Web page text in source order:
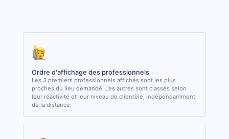
Ordre d'affichage des professionnels
Les 3 premiers professionnels affichés sont les plus
proches du lieu demandé. Les autres sont classés selon
leur réactivité et leur niveau de clientèle, indépendamment
de la distance.